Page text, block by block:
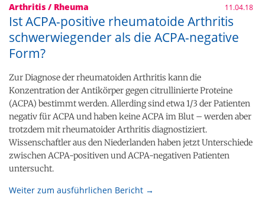
Arthritis / Rheuma 11.04.18
Ist ACPA-positive rheumatoide Arthritis
schwerwiegender als die ACPA-negative
Form?
Zur Diagnose der rheumatoiden Arthritis kann die
Konzentration der Antikörper gegen citrullinierte Proteine
(ACPA) bestimmt werden. Allerding sind etwa 1/3 der Patienten
negativ für ACPA und haben keine ACPA im Blut – werden aber
trotzdem mit rheumatoider Arthritis diagnostiziert.
Wissenschaftler aus den Niederlanden haben jetzt Unterschiede
zwischen ACPA-positiven und ACPA-negativen Patienten
untersucht.
Weiter zum ausführlichen Bericht →